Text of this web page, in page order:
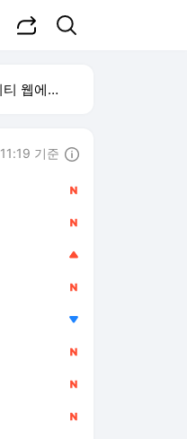
서 보기
기준